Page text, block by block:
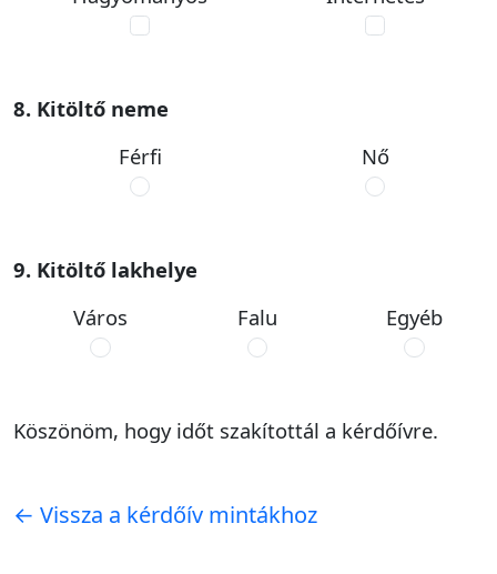
8. Kitöltő neme
Férfi
Nő
9. Kitöltő lakhelye
Város
Falu Egyéb
Köszönöm, hogy időt szakítottál a kérdőívre.
← Vissza a kérdőív mintákhoz